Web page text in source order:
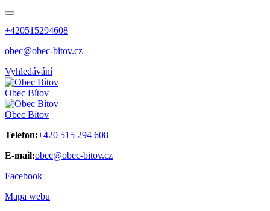
+420515294608
obec@obec-bitov.cz
Vyhledávání
Obec Bítov
Obec Bítov
Telefon:+420 515 294 608
E-mail:obec@obec-bitov.cz
Facebook
Mapa webu